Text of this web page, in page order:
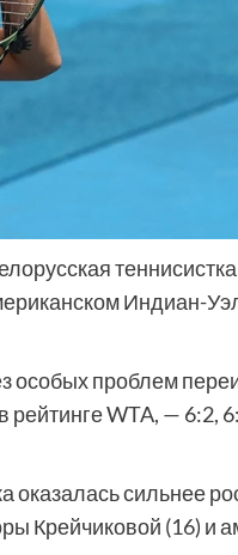
Индиан-
проблем
WTA, — 6:2,
оказалась сильнее
Крейчиковой (16) и